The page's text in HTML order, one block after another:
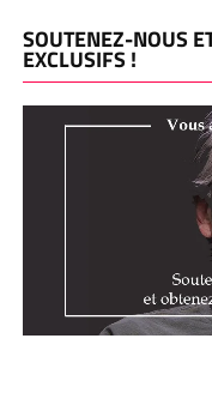
SOUTENEZ-NOUS
EXCLUSIFS !